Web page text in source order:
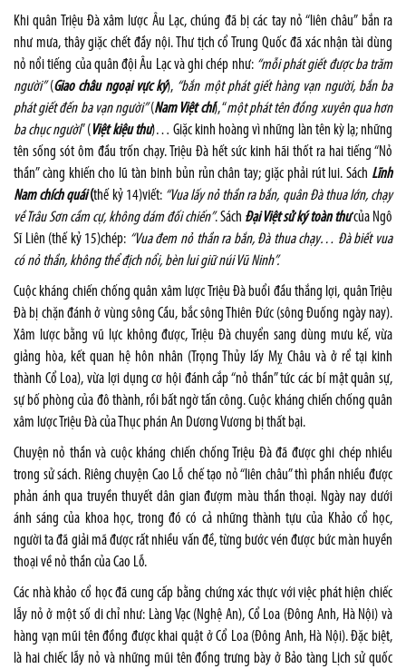
Khi quân Triệu Đà xâm lược Âu Lạc, chúng đã bị các tay nỏ “liên châu” bắn ra
như mưa, thây giặc chết đầy nội. Thư tịch cổ Trung Quốc đã xác nhận tài dùng
nỏ nổi tiếng của quân đội Âu Lạc và ghi chép như: “mỗi phát giết được ba trăm
người”(Giao châu ngoại vực ký), “bắn một phát giết hàng vạn người, bắn ba
phát giết đến ba vạn người”(Nam Việt chí), “một phát tên đồng xuyên qua hơn
ba chục người” (Việt kiệu thư)… Giặc kinh hoàng vì những làn tên kỳ lạ; những
tên sống sót ôm đầu trốn chạy. Triệu Đà hết sức kinh hãi thốt ra hai tiếng “Nỏ
thần” càng khiến cho lũ tàn binh bủn rủn chân tay; giặc phải rút lui. Sách Lĩnh
Nam chích quái(thế kỷ 14)viết: “Vua lấy nỏ thần ra bắn, quân Đà thua lớn, chạy
về Trâu Sơn cầm cự, không dám đối chiến”. Sách Đại Việt sử ký toàn thưcủa Ngô
Sĩ Liên (thế kỷ 15)chép: “Vua đem nỏ thần ra bắn, Đà thua chạy… Đà biết vua
có nỏ thần, không thể địch nổi, bèn lui giữ núi Vũ Ninh”.
Cuộc kháng chiến chống quân xâm lược Triệu Đà buổi đầu thắng lợi, quân Triệu
Đà bị chặn đánh ở vùng sông Cầu, bắc sông Thiên Đức (sông Đuống ngày nay).
Xâm lược bằng vũ lực không được, Triệu Đà chuyển sang dùng mưu kế, vừa
giảng hòa, kết quan hệ hôn nhân (Trọng Thủy lấy Mỵ Châu và ở rể tại kinh
thành Cổ Loa), vừa lợi dụng cơ hội đánh cắp “nỏ thần” tức các bí mật quân sự,
sự bố phòng của đô thành, rồi bất ngờ tấn công. Cuộc kháng chiến chống quân
xâm lược Triệu Đà của Thục phán An Dương Vương bị thất bại.
Chuyện nỏ thần và cuộc kháng chiến chống Triệu Đà đã được ghi chép nhiều
trong sử sách. Riêng chuyện Cao Lỗ chế tạo nỏ “liên châu” thì phần nhiều được
phản ánh qua truyền thuyết dân gian đượm màu thần thoại. Ngày nay dưới
ánh sáng của khoa học, trong đó có cả những thành tựu của Khảo cổ học,
người ta đã giải mã được rất nhiều vấn đề, từng bước vén được bức màn huyền
thoại về nỏ thần của Cao Lỗ.
Các nhà khảo cổ học đã cung cấp bằng chứng xác thực với việc phát hiện chiếc
lẫy nỏ ở một số di chỉ như: Làng Vạc (Nghệ An), Cổ Loa (Đông Anh, Hà Nội) và
hàng vạn mũi tên đồng được khai quật ở Cổ Loa (Đông Anh, Hà Nội). Đặc biệt,
là hai chiếc lẫy nỏ và những mũi tên đồng trưng bày ở Bảo tàng Lịch sử quốc